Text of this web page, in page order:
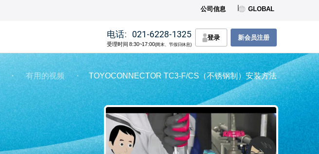
公司信息 GLOBAL
电话: 021-6228-1325
受理时间 8:30~17:00(周末、节假日休息)
登录 新会员注册
・ 有用的视频 ・ TOYOCONNECTOR TC3-F/CS（不锈钢制）安装方法